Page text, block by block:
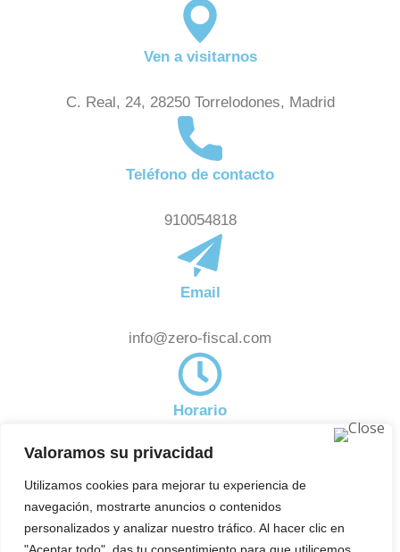
Valoramos su privacidad
Utilizamos cookies para mejorar tu experiencia de
navegación, mostrarte anuncios o contenidos
personalizados y analizar nuestro tráfico. Al hacer clic en
Ven a visitarnos
C. Real, 24, 28250 Torrelodones, Madrid
Teléfono de contacto
910054818
Email
info@zero-fiscal.com
Horario
De 8:00am a 18:00pm
Noticias
Subscríbete a nuestra newsletter y estate al día de
aquellas novedades en el ámbito fiscal que pueden